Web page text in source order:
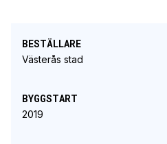
BESTÄLLARE
Västerås stad
BYGGSTART
2019